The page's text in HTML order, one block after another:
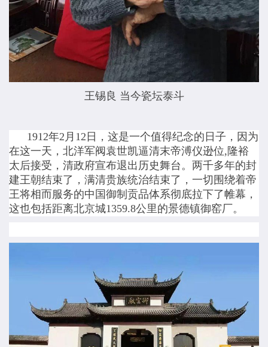
王锡良 当今瓷坛泰斗
1912年2月12日，这是一个值得纪念的日子，因为
在这一天，北洋军阀袁世凯逼清末帝溥仪逊位,隆裕
太后接受，清政府宣布退出历史舞台。两千多年的封
建王朝结束了，满清贵族统治结束了，一切围绕着帝
王将相而服务的中国御制贡品体系彻底拉下了帷幕，
这也包括距离北京城1359.8公里的景德镇御窑厂。